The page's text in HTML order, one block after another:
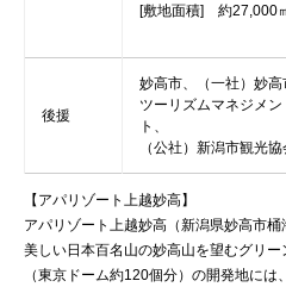
[敷地面積] 約27,000
後援
妙高市、（一社）妙高
ツーリズムマネジメン
ト、
（公社）新潟市観光協
【アパリゾート上越妙高】
アパリゾート上越妙高（新潟県妙高
美しい日本百名山の妙高山を望むグリ
（東京ドーム約120個分）の開発地に